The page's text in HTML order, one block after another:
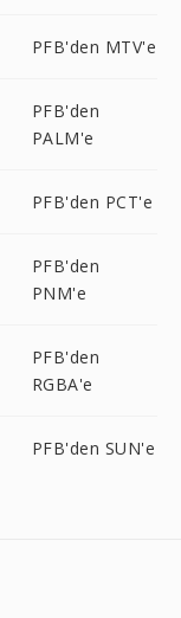
PFB'den MTV'e
PFB'den
PALM'e
PFB'den PCT'e
PFB'den
PNM'e
PFB'den
RGBA'e
PFB'den SUN'e